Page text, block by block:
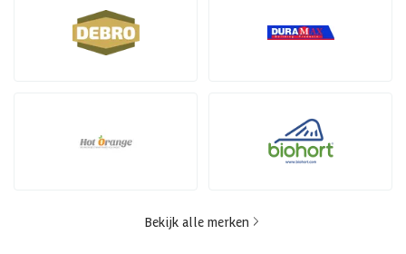
Bekijk alle merken